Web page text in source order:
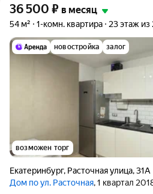
36 500 ₽ в месяц
54 м² 1-комн. квартира 23 этаж из
новостройка залог
возможен торг
Екатеринбург, Расточная улица,31А
Дом по ул. Расточная, 1 квартал